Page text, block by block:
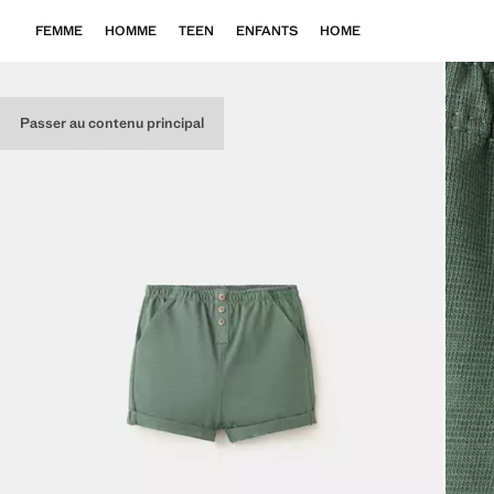
Passer au contenu principal
FEMME HOMME TEEN ENFANTS HOME